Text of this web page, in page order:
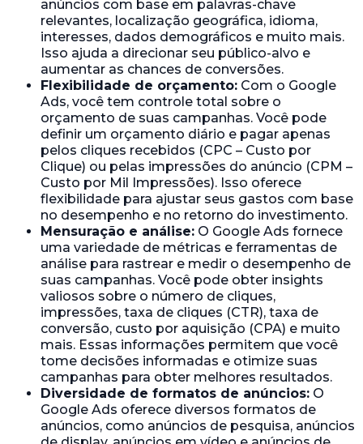
anúncios com base em palavras-chave
relevantes, localização geográfica, idioma,
interesses, dados demográficos e muito mais.
Isso ajuda a direcionar seu público-alvo e
aumentar as chances de conversões.
Flexibilidade de orçamento: Com o Google
Ads, você tem controle total sobre o
orçamento de suas campanhas. Você pode
definir um orçamento diário e pagar apenas
pelos cliques recebidos (CPC – Custo por
Clique) ou pelas impressões do anúncio (CPM –
Custo por Mil Impressões). Isso oferece
flexibilidade para ajustar seus gastos com base
no desempenho e no retorno do investimento.
Mensuração e análise: O Google Ads fornece
uma variedade de métricas e ferramentas de
análise para rastrear e medir o desempenho de
suas campanhas. Você pode obter insights
valiosos sobre o número de cliques,
impressões, taxa de cliques (CTR), taxa de
conversão, custo por aquisição (CPA) e muito
mais. Essas informações permitem que você
tome decisões informadas e otimize suas
campanhas para obter melhores resultados.
Diversidade de formatos de anúncios: O
Google Ads oferece diversos formatos de
anúncios, como anúncios de pesquisa, anúncios